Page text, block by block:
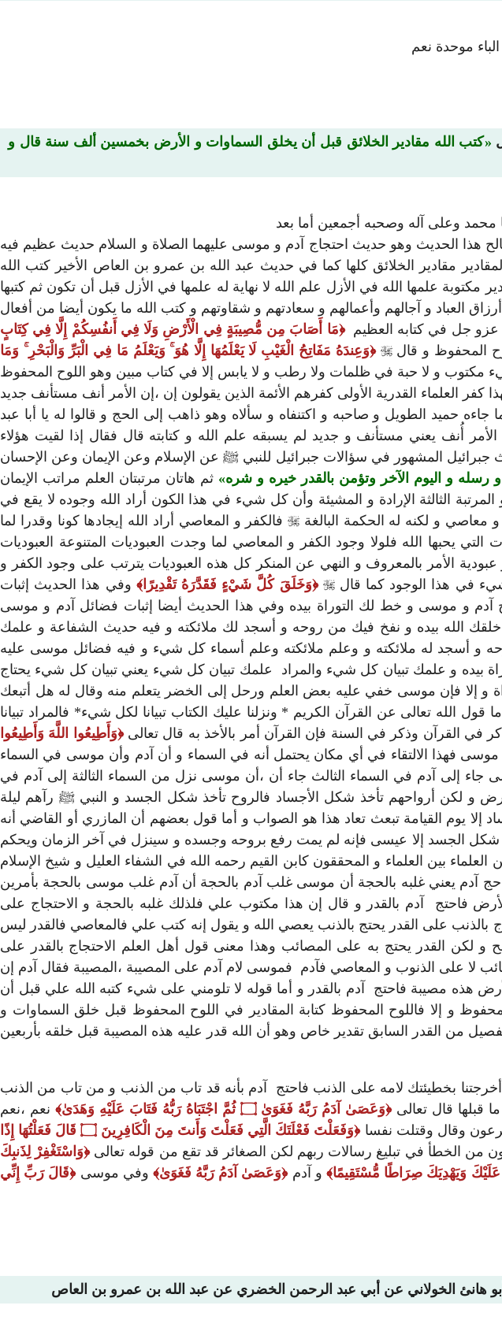
موحدة نعم
كتب الله مقادير الخلائق قبل أن يخلق السماوات و الأرض بخمسين ألف سنة قال و
محمد وعلى آله وصحبه أجمعين أما بعد
هذا الحديث وهو حديث احتجاج آدم و موسى عليهما الصلاة و السلام حديث عظيم فيه
مقادير الخلائق كلها كما في حديث عبد الله بن عمرو بن العاص الأخير كتب الله
علمها الله في الأزل علم الله لا نهاية له علمها في الأزل قبل أن تكون ثم كتبها
العباد و آجالهم وأعمالهم و سعادتهم و شقاوتهم و كتب الله ما يكون أيضا من أفعال
عزو جل في كتابه العظيم مَا أَصَابَ مِن مُّصِيبَةٍ فِي الْأَرْضِ وَلَا فِي أَنفُسِكُمْ إِلَّا فِي كِتَابٍ
المحفوظ و قال
وَعِندَهُ مَفَاتِحُ الْغَيْبِ لَا يَعْلَمُهَا إِلَّا هُوَ ۚ وَيَعْلَمُ مَا فِي الْبَرِّ وَالْبَحْرِ ۚ وَمَا
مكتوب و لا حبة في ظلمات ولا رطب و لا يابس إلا في كتاب مبين وهو اللوح المحفوظ
العلماء القدرية الأولى كفرهم الأئمة الذين يقولون إن ،إن الأمر أنف مستأنف جديد
حميد الطويل و صاحبه و اكتنفاه و سألاه وهو ذاهب إلى الحج و قالوا له يا أبا عبد
أُنف يعني مستأنف و جديد لم يسبقه علم الله و كتابته قال فقال إذا لقيت هؤلاء
المشهور في سؤالات جبرائيل للنبي ﷺ عن الإسلام وعن الإيمان وعن الإحسان
و رسله و اليوم الآخر وتؤمن بالقدر خيره و شره
ثم هاتان مرتبتان العلم مراتب الإيمان
و المرتبة الثالثة الإرادة و المشيئة وأن كل شيء في هذا الكون أراد الله وجوده لا يقع في
و لكنه له الحكمة البالغة فالكفر و المعاصي أراد الله إيجادها كونا وقدرا لما
يحبها الله فلولا وجود الكفر و المعاصي لما وجدت العبوديات المتنوعة العبوديات
عبودية الأمر بالمعروف و النهي عن المنكر كل هذه العبوديات يترتب على وجود الكفر و
شيء في هذا الوجود كما قال وَخَلَقَ كُلَّ شَيْءٍ فَقَدَّرَهُ تَقْدِيرًا
وفي هذا الحديث إثبات
آدم و موسى و خط لك التوراة بيده وفي هذا الحديث أيضا إثبات فضائل آدم و موسى
الله بيده و نفخ فيك من روحه و أسجد لك ملائكته و فيه حديث الشفاعة و علمك
و أسجد له ملائكته و وعلم ملائكته وعلم أسماء كل شيء و فيه فضائل موسى عليه
بيده و علمك تبيان كل شيء والمراد علمك تبيان كل شيء يعني تبيان كل شيء يحتاج
و إلا فإن موسى خفي عليه بعض العلم ورحل إلى الخضر يتعلم منه وقال له هل أتبعك
الله تعالى عن القرآن الكريم * ونزلنا عليك الكتاب تبيانا لكل شيء* فالمراد تبيانا
القرآن وذكر في السنة فإن القرآن أمر بالأخذ به قال تعالى وَأَطِيعُوا اللَّهَ وَأَطِيعُوا
موسى فهذا الالتقاء في أي مكان يحتمل أنه في السماء و أن آدم وأن موسى في السماء
جاء إلى آدم في السماء الثالث جاء أن ،أن موسى نزل من السماء الثالثة إلى آدم في
و لكن أرواحهم تأخذ شكل الأجساد فالروح تأخذ شكل الجسد و النبي ﷺ رآهم ليلة
إلا يوم القيامة تبعث تعاد هذا هو الصواب و أما قول بعضهم أن المازري أو القاضي أنه
شكل الجسد إلا عيسى فإنه لم يمت رفع بروحه وجسده و سينزل في آخر الزمان ويحكم
بين العلماء و المحققون كابن القيم رحمه الله في الشفاء العليل و شيخ الإسلام
يعني غلبه بالحجة أن موسى غلب آدم بالحجة أن آدم غلب موسى بالحجة بأمرين
فاحتج آدم بالقدر و قال إن هذا مكتوب علي فلذلك غلبه بالحجة و الاحتجاج على
بالذنب على القدر يحتج بالذنب يعصي الله و يقول إنه كتب علي فالمعاصي فالقدر ليس
القدر يحتج به على المصائب وهذا معنى قول أهل العلم الاحتجاج بالقدر على
لا على الذنوب و المعاصي فآدم فموسى لام آدم على المصيبة ،المصيبة فقال آدم إن
هذه مصيبة فاحتج آدم بالقدر و أما قوله لا تلومني على شيء كتبه الله علي قبل أن
و إلا فاللوح المحفوظ كتابة المقادير في اللوح المحفوظ قبل خلق السماوات و
من القدر السابق تقدير خاص وهو أن الله قدر عليه هذه المصيبة قبل خلقه بأربعين
بخطيئتك لامه على الذنب فاحتج آدم بأنه قد تاب من الذنب و من تاب من الذنب
قبلها قال تعالى وَعَصَىٰ آدَمُ رَبَّهُ فَغَوَىٰ ۝ ثُمَّ اجْتَبَاهُ رَبُّهُ فَتَابَ عَلَيْهِ وَهَدَىٰ
نعم ،نعم
وقال وقتلت نفسا وَفَعَلْتَ فَعْلَتَكَ الَّتِي فَعَلْتَ وَأَنتَ مِنَ الْكَافِرِينَ ۝
قَالَ فَعَلْتُهَا إِذًا
من الخطأ في تبليغ رسالات ربهم لكن الصغائر قد تقع من قوله تعالى وَاسْتَغْفِرْ لِذَنبِكَ
عَلَيْكَ وَيَهْدِيَكَ صِرَاطًا مُّسْتَقِيمًا و آدم وَعَصَىٰ آدَمُ رَبَّهُ فَغَوَىٰ وفي موسى
قَالَ رَبِّ إِنِّي
هانئ الخولاني عن أبي عبد الرحمن الخضري عن عبد الله بن عمرو بن العاص